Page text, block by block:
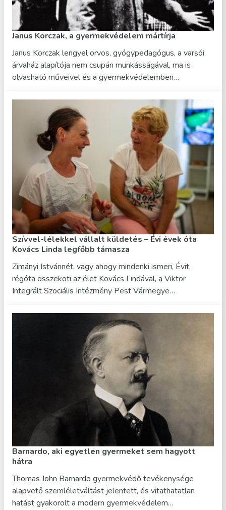
Janus Korczak, a gyermekvédelem mártírja
Janus Korczak lengyel orvos, gyógypedagógus, a varsói
árvaház alapítója nem csupán munkásságával, ma is
olvasható műveivel és a gyermekvédelemben…
Szívvel-lélekkel vállalt küldetés – Évi évek óta
Kovács Linda legfőbb támasza
Zimányi Istvánnét, vagy ahogy mindenki ismeri, Évit,
régóta összeköti az élet Kovács Lindával, a Viktor
Integrált Szociális Intézmény Pest Vármegye…
Barnardo, aki egyetlen gyermeket sem hagyott
hátra
Thomas John Barnardo gyermekvédő tevékenysége
alapvető szemléletváltást jelentett, és vitathatatlan
hatást gyakorolt a modern gyermekvédelem…